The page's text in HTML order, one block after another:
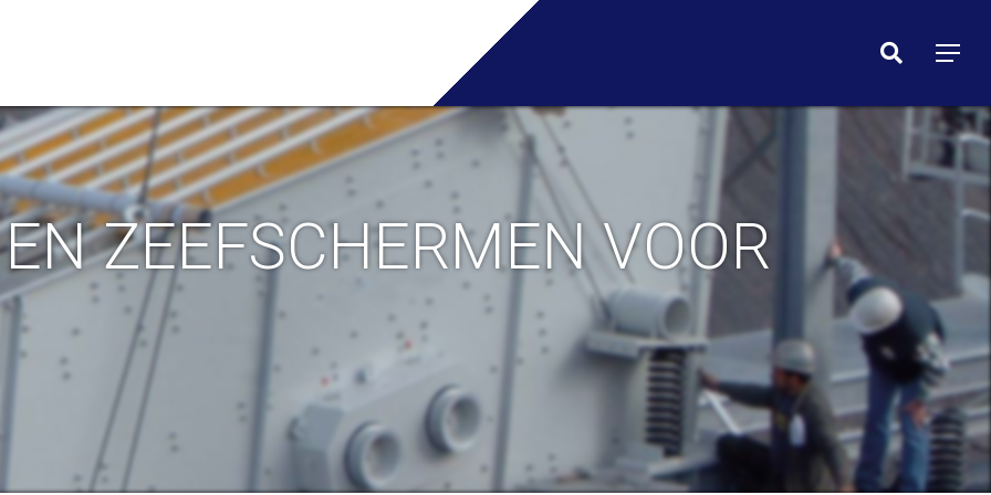
Menu
search
ZEEFSCHERMEN VOOR